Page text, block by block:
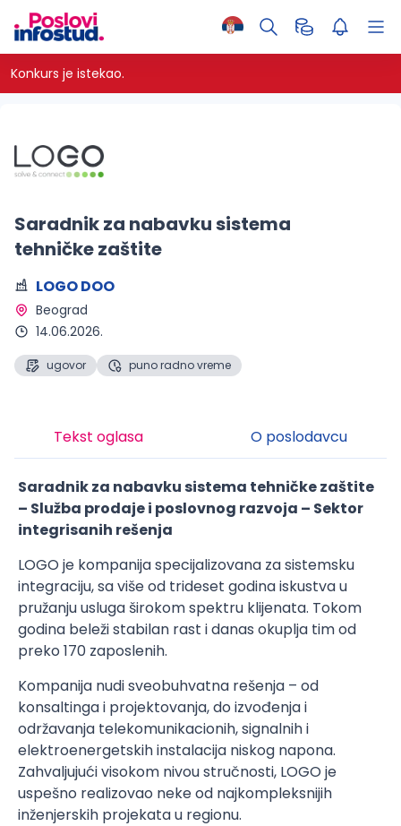
Konkurs je istekao.
Saradnik za nabavku sistema
tehničke zaštite
LOGO DOO
Beograd
14.06.2026.
ugovor puno radno vreme
Tekst oglasa O poslodavcu
Saradnik za nabavku sistema tehničke zaštite
– Služba prodaje i poslovnog razvoja – Sektor
integrisanih rešenja
LOGO je kompanija specijalizovana za sistemsku
integraciju, sa više od trideset godina iskustva u
pružanju usluga širokom spektru klijenata. Tokom
godina beleži stabilan rast i danas okuplja tim od
preko 170 zaposlenih.
Kompanija nudi sveobuhvatna rešenja – od
konsaltinga i projektovanja, do izvođenja i
održavanja telekomunikacionih, signalnih i
elektroenergetskih instalacija niskog napona.
Zahvaljujući visokom nivou stručnosti, LOGO je
uspešno realizovao neke od najkompleksnijih
inženjerskih projekata u regionu.